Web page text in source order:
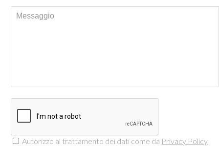
Autorizzo al trattamento dei dati come da Privacy Policy